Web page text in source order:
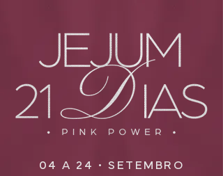
04 A 24 • SETEMBRO